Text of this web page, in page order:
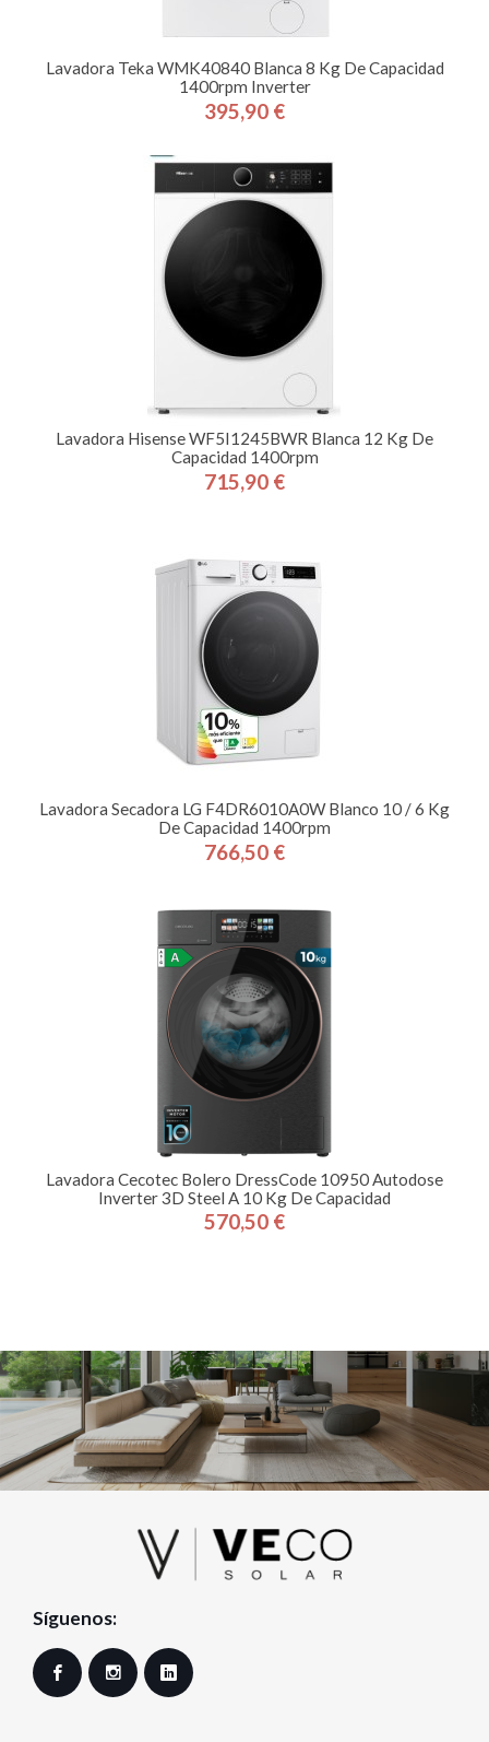
Lavadora Teka WMK40840 Blanca 8 Kg De Capacidad
1400rpm Inverter
Precio
395,90 €
Lavadora Hisense WF5I1245BWR Blanca 12 Kg De
Capacidad 1400rpm
Precio
715,90 €
Lavadora Secadora LG F4DR6010A0W Blanco 10 / 6 Kg
De Capacidad 1400rpm
Precio
766,50 €
Lavadora Cecotec Bolero DressCode 10950 Autodose
Inverter 3D Steel A 10 Kg De Capacidad
Precio
570,50 €
Síguenos:
Facebook Instagram